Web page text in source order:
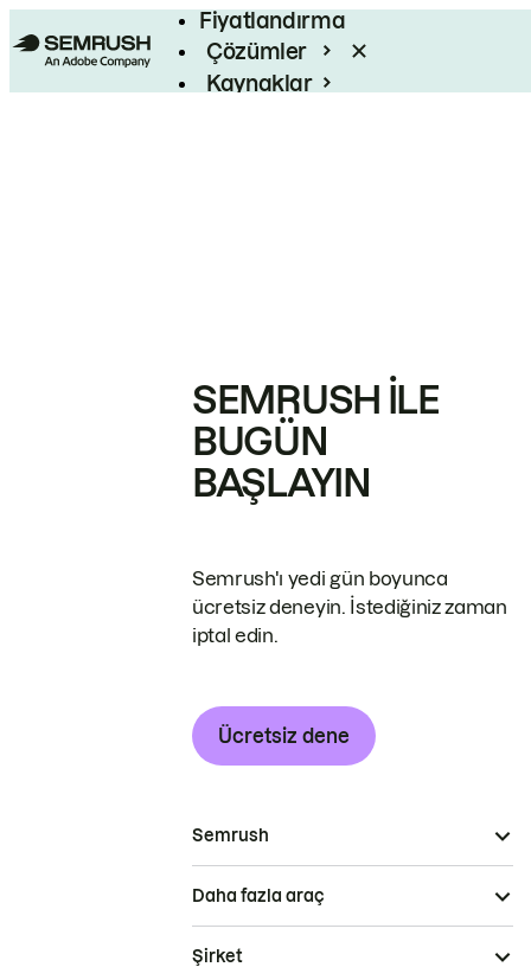
Fiyatlandırma
Çözümler
Kaynaklar
SEMRUSH ILE
BUGÜN
BAŞLAYIN
Semrush'ı yedi gün boyunca
ücretsiz deneyin. İstediğiniz zaman
iptal edin.
Ücretsiz dene
Semrush
Daha fazla araç
Şirket